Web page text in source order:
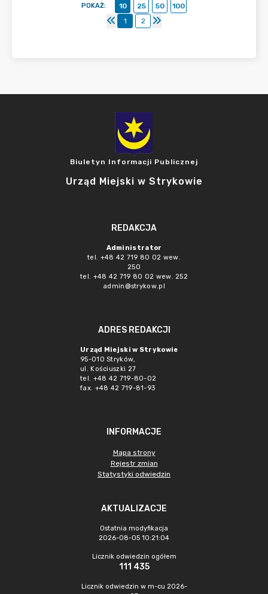
POKAŻ: 10 25 50
100
1
2
Biuletyn Informacji Publicznej
Urząd Miejski w Strykowie
REDAKCJA
Administrator
tel. +48 42 719 80 02 wew.
250
tel. +48 42 719 80 02 wew. 252
admin@strykow.pl
ADRES REDAKCJI
Urząd Miejski w Strykowie
95-010 Stryków,
ul. Kościuszki 27
tel. +48 42 719-80-02
fax. +48 42 719-81-93
INFORMACJE
Mapa strony
Rejestr zmian
Statystyki odwiedzin
AKTUALIZACJE
Ostatnia modyfikacja
2026-08-05 10:21:04
Licznik odwiedzin ogółem
111 435
Licznik odwiedzin w m-cu 2026-